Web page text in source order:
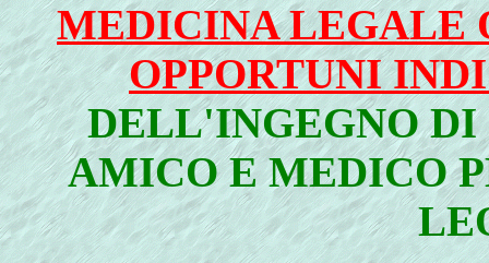
MEDICINA LEGALE
OPPORTUNI
DELL'INGEGNO
AMICO E MEDICO